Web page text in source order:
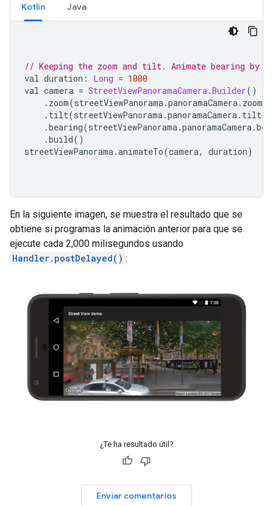
Kotlin Java
// Keeping the zoom and tilt. Animate bearing by
val duration : Long = 1000
val camera = StreetViewPanoramaCamera .Builder()
. zoom(streetViewPanorama .panoramaCamera . zoom
. tilt(streetViewPanorama .panoramaCamera . tilt
.bearing(streetViewPanorama .panoramaCamera .
.build()
streetViewPanorama .animateTo(camera, duration)
En la siguiente imagen, se muestra el resultado que se
obtiene si programas la animación anterior para que se
ejecute cada 2,000 milisegundos usando
Handler.postDelayed() :
¿Te ha resultado útil?
Enviar comentarios